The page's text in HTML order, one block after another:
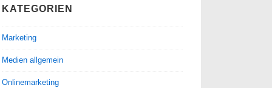
KATEGORIEN
Marketing
Medien allgemein
Onlinemarketing